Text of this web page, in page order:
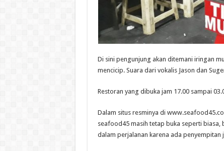
Di sini pengunjung akan ditemani iringan
mencicip. Suara dari vokalis Jason dan
Restoran yang dibuka jam 17.00 sampai
Dalam situs resminya di
seafood45 masih tetap buka seperti biasa,
dalam perjalanan karena ada penyempitan